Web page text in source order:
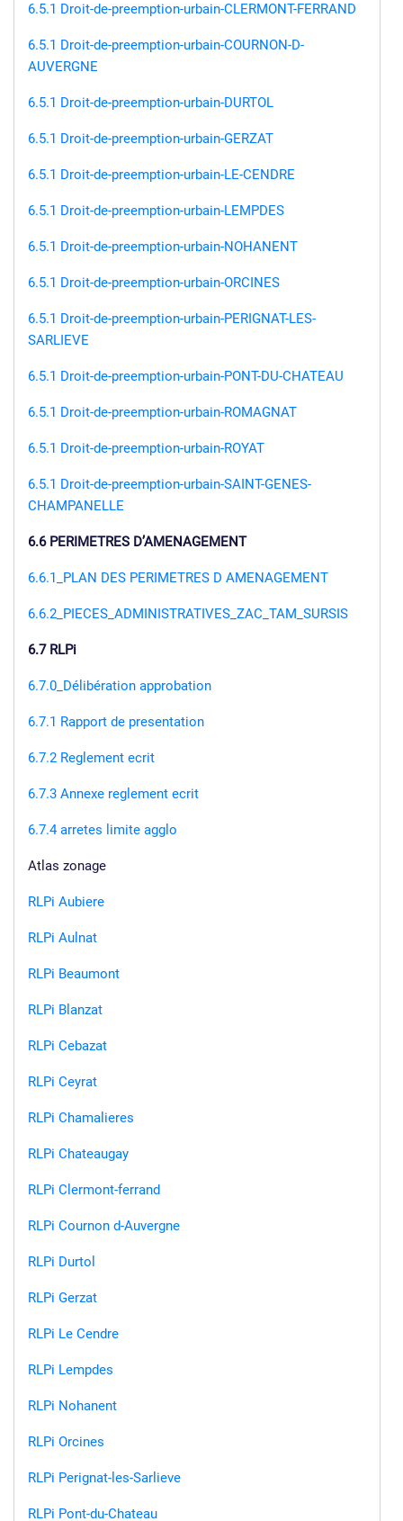
6.5.1 Droit-de-preemption-urbain-CLERMONT-FERRAND
6.5.1 Droit-de-preemption-urbain-COURNON-D-
AUVERGNE
6.5.1 Droit-de-preemption-urbain-DURTOL
6.5.1 Droit-de-preemption-urbain-GERZAT
6.5.1 Droit-de-preemption-urbain-LE-CENDRE
6.5.1 Droit-de-preemption-urbain-LEMPDES
6.5.1 Droit-de-preemption-urbain-NOHANENT
6.5.1 Droit-de-preemption-urbain-ORCINES
6.5.1 Droit-de-preemption-urbain-PERIGNAT-LES-
SARLIEVE
6.5.1 Droit-de-preemption-urbain-PONT-DU-CHATEAU
6.5.1 Droit-de-preemption-urbain-ROMAGNAT
6.5.1 Droit-de-preemption-urbain-ROYAT
6.5.1 Droit-de-preemption-urbain-SAINT-GENES-
CHAMPANELLE
6.6 PERIMETRES D’AMENAGEMENT
6.6.1_PLAN DES PERIMETRES D AMENAGEMENT
6.6.2_PIECES_ADMINISTRATIVES_ZAC_TAM_SURSIS
6.7 RLPi
6.7.0_Délibération approbation
6.7.1 Rapport de presentation
6.7.2 Reglement ecrit
6.7.3 Annexe reglement ecrit
6.7.4 arretes limite agglo
Atlas zonage
RLPi Aubiere
RLPi Aulnat
RLPi Beaumont
RLPi Blanzat
RLPi Cebazat
RLPi Ceyrat
RLPi Chamalieres
RLPi Chateaugay
RLPi Clermont-ferrand
RLPi Cournon d-Auvergne
RLPi Durtol
RLPi Gerzat
RLPi Le Cendre
RLPi Lempdes
RLPi Nohanent
RLPi Orcines
RLPi Perignat-les-Sarlieve
RLPi Pont-du-Chateau